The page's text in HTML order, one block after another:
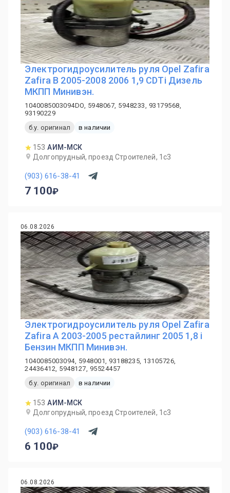
Электрогидроусилитель руля Opel Zafira
Zafira B 2005-2008 2006 1,9 CDTi Дизель
МКПП Минивэн.
1040085003094DO, 5948067, 5948233, 93179568,
93190229
б.у. оригинал
в наличии
153 АИМ-МСК
Долгопрудный, проезд Строителей, 1с3
(903) 616-38-41
7 100
06.08.2026
Электрогидроусилитель руля Opel Zafira
Zafira A 2003-2005 рестайлинг 2005 1,8 i
Бензин МКПП Минивэн.
1040085003094, 5948001, 93188235, 13105726,
24436412, 5948127, 95524457
б.у. оригинал
в наличии
153 АИМ-МСК
Долгопрудный, проезд Строителей, 1с3
(903) 616-38-41
6 100
06.08.2026